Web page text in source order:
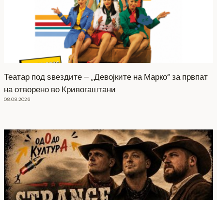
Театар под ѕвездите – „Девојките на Марко“ за првпат
на отворено во Кривогаштани
08.08.2026